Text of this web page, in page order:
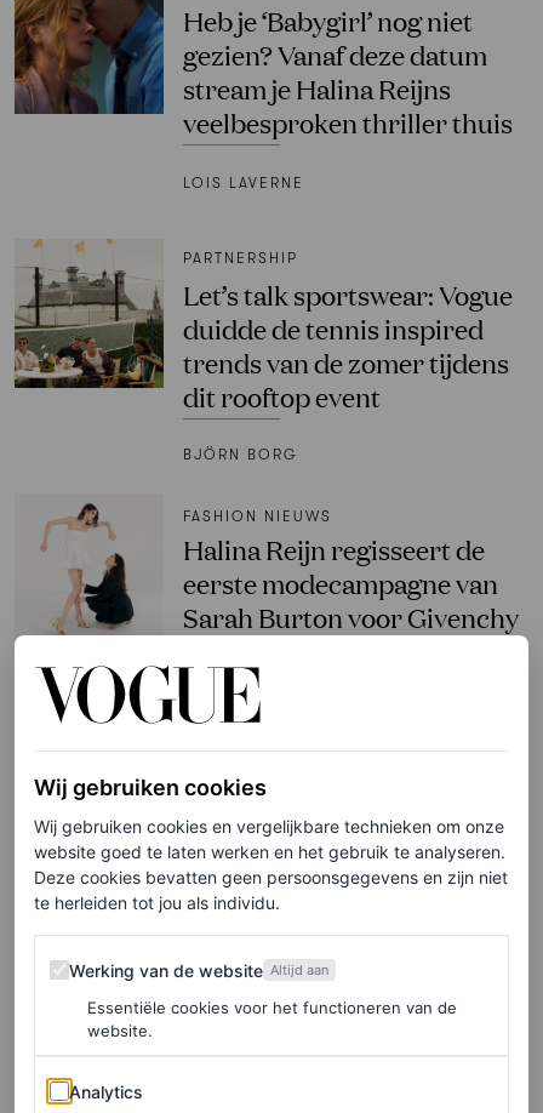
Heb je ‘Babygirl’ nog niet
gezien? Vanaf deze datum
stream je Halina Reijns
veelbesproken thriller thuis
LOIS LAVERNE
PARTNERSHIP
Let’s talk sportswear: Vogue
duidde de tennis inspired
trends van de zomer tijdens
dit rooftop event
BJÖRN BORG
FASHION NIEUWS
Halina Reijn regisseert de
eerste modecampagne van
Sarah Burton voor Givenchy
MARJOLEIN VAN DEN BRAND
Cannes 2025: de beste rode
loper-looks van Nederlandse
en Belgische beroemdheden
ROEL JANSSEN
TV & FILM
Alles over de Nederlanders
en wie bleven er (helaas)
Wij gebruiken cookies
Wij gebruiken cookies en vergelijkbare technieken om onze
website goed te laten werken en het gebruik te analyseren.
Deze cookies bevatten geen persoonsgegevens en zijn niet
te herleiden tot jou als individu.
Werking van de website
Werking van de website Altijd aan
Essentiële cookies voor het functioneren van de
website.
Analytics
Analytics